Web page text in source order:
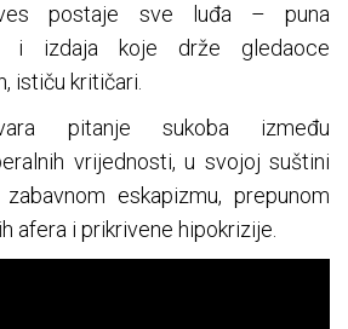
postaje sve luđa – puna
i izdaja koje drže gledaoce
ističu kritičari.
pitanje sukoba između
vrijednosti, u svojoj suštini
eskapizmu, prepunom
afera i prikrivene hipokrizije.